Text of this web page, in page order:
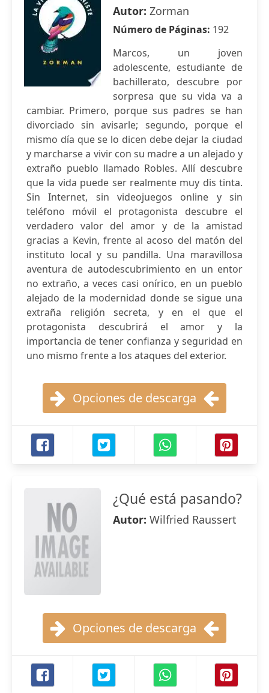
Autor: Zorman
Número de Páginas: 192
Marcos, un joven
adolescente, estudiante de
bachillerato, descubre por
sorpresa que su vida va a
cambiar. Primero, porque sus padres se han
divorciado sin avisarle; segundo, porque el
mismo día que se lo dicen debe dejar la ciudad
y marcharse a vivir con su madre a un alejado y
extraño pueblo llamado Robles. Allí descubre
que la vida puede ser realmente muy dis tinta.
Sin Internet, sin videojuegos online y sin
teléfono móvil el protagonista descubre el
verdadero valor del amor y de la amistad
gracias a Kevin, frente al acoso del matón del
instituto local y su pandilla. Una maravillosa
aventura de autodescubrimiento en un entor
no extraño, a veces casi onírico, en un pueblo
alejado de la modernidad donde se sigue una
extraña religión secreta, y en el que el
protagonista descubrirá el amor y la
importancia de tener confianza y seguridad en
uno mismo frente a los ataques del exterior.
Opciones de descarga
¿Qué está pasando?
Autor: Wilfried Raussert
Opciones de descarga